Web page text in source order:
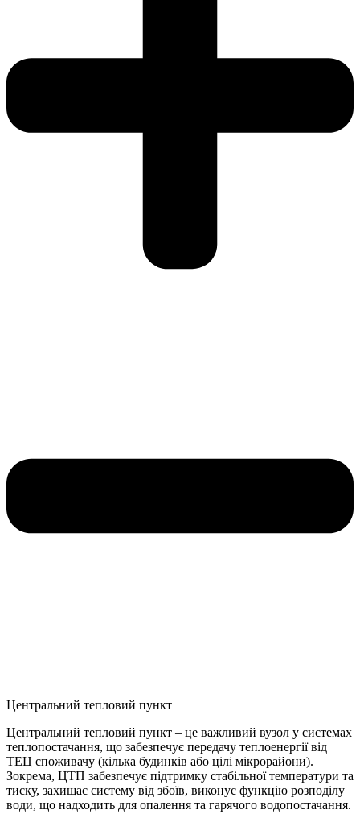
Центральний тепловий пункт
Центральний тепловий пункт – це важливий вузол у системах
теплопостачання, що забезпечує передачу теплоенергії від
ТЕЦ споживачу (кілька будинків або цілі мікрорайони).
Зокрема, ЦТП забезпечує підтримку стабільної температури та
тиску, захищає систему від збоїв, виконує функцію розподілу
води, що надходить для опалення та гарячого водопостачання.